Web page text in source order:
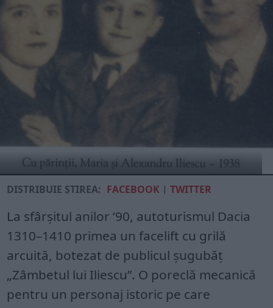
DISTRIBUIE ȘTIREA: FACEBOOK |TWITTER
La sfârșitul anilor ’90, auto­turismul Dacia
1310–1410 primea un facelift cu gri­lă
arcuită, botezat de publi­cul șugubăț
„Zâmbetul lui Iliescu”. O poreclă mecanică
pentru un personaj istoric pe care